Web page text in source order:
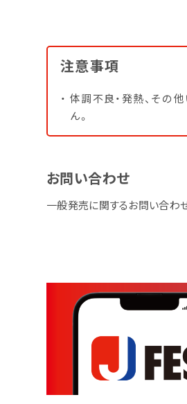
注意事項
体調不良・発熱、その
ん。
お問い合わせ
一般発売に関するお問い合わせ